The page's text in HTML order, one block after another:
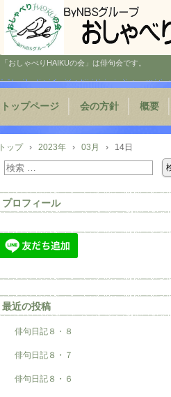
「おしゃべりHAIKUの会」は俳句会です。
トップページ 会の方針 概要
トップ › 2023年 › 03月 › 14日
プロフィール
最近の投稿
俳句日記８・８
俳句日記８・７
俳句日記８・６